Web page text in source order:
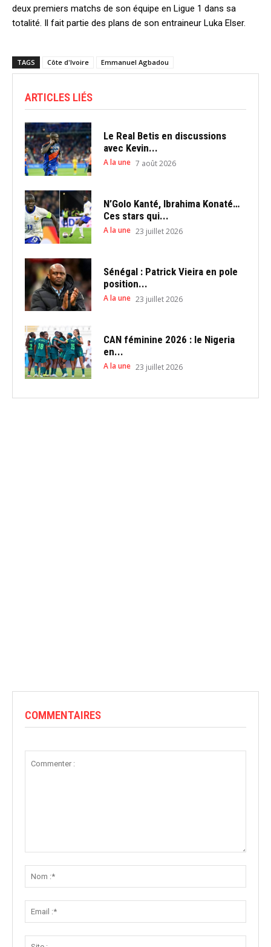
deux premiers matchs de son équipe en Ligue 1 dans sa
totalité. Il fait partie des plans de son entraineur Luka Elser.
TAGS Côte d'Ivoire Emmanuel Agbadou
ARTICLES LIÉS
Le Real Betis en discussions
avec Kevin...
A la une 7 août 2026
N’Golo Kanté, Ibrahima Konaté…
Ces stars qui...
A la une 23 juillet 2026
Sénégal : Patrick Vieira en pole
position...
A la une 23 juillet 2026
CAN féminine 2026 : le Nigeria
en...
A la une 23 juillet 2026
COMMENTAIRES